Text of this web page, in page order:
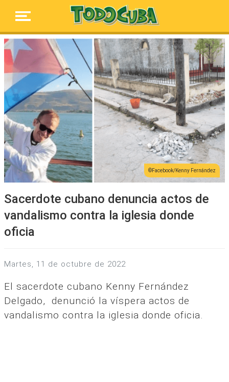
Facebook/Kenny Fernández
Sacerdote cubano denuncia actos de
vandalismo contra la iglesia donde
oficia
martes, 11 de octubre de 2022
El sacerdote cubano Kenny Fernández
Delgado, denunció la víspera actos de
vandalismo contra la iglesia donde oficia.